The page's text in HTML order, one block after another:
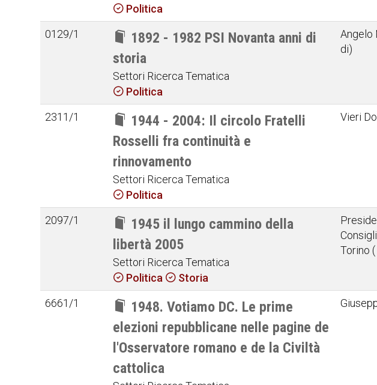
Politica
0129/1
1892 - 1982 PSI Novanta anni di
storia
Settori Ricerca Tematica
Politica
Angelo
di)
2311/1
1944 - 2004: Il circolo Fratelli
Rosselli fra continuità e
rinnovamento
Settori Ricerca Tematica
Politica
Vieri
2097/1
1945 il lungo cammino della
libertà 2005
Settori Ricerca Tematica
Politica
Storia
Torino
6661/1
1948. Votiamo DC. Le prime
elezioni repubblicane nelle pagine de
l'Osservatore romano e de la Civiltà
cattolica